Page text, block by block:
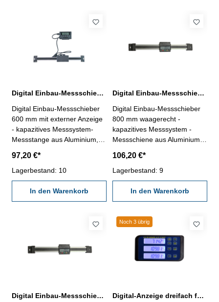
Digital Einbau-Messschieber 600 mm, Aluminuim, mit externer Anzeige
Digital Einbau-Messschieber
600 mm mit externer Anzeige
- kapazitives Messsystem-
Messstange aus Aluminium,
werden- Digital-Anzeige mit -
Ablesung 0,01 mm oder
0,0005" - mit Ein/Aus-, Null-,
mm/inch-, ABS- und Set-Taste
- Rückseite mit Magnet - mit
97,20 €*
Lagerbestand: 10
In den Warenkorb
Digital Einbau-Messschieber 800 mm waagerecht DIN 862
Digital Einbau-Messschieber
800 mm waagerecht -
kapazitives Messsystem -
Messschiene aus Aluminium
0,01 oder 0,0005" - mit
RS232C-Schnittstelle,
Anschluß: RB5- mit Ein/Aus,
mm/inch und Null-Tasten
Länge: 930 mm Genauigkeit:
mm
106,20 €*
Lagerbestand: 9
In den Warenkorb
Digital Einbau-Messschieber 999 mm waagerecht DIN 862
Noch 3 übrig
Digital-Anzeige dreifach für Einbau-Messschieber kapazitives Messsystem